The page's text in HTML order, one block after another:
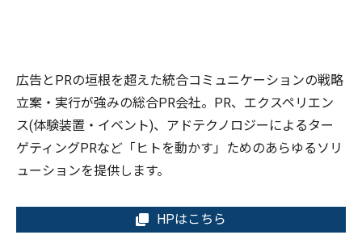
広告とPRの垣根を超えた統合コミュニケーションの戦略
立案・実行が強みの総合PR会社。PR、エクスペリエン
ス(体験装置・イベント)、アドテクノロジーによるター
ゲティングPRなど「ヒトを動かす」ためのあらゆるソリ
ューションを提供します。
HPはこちら